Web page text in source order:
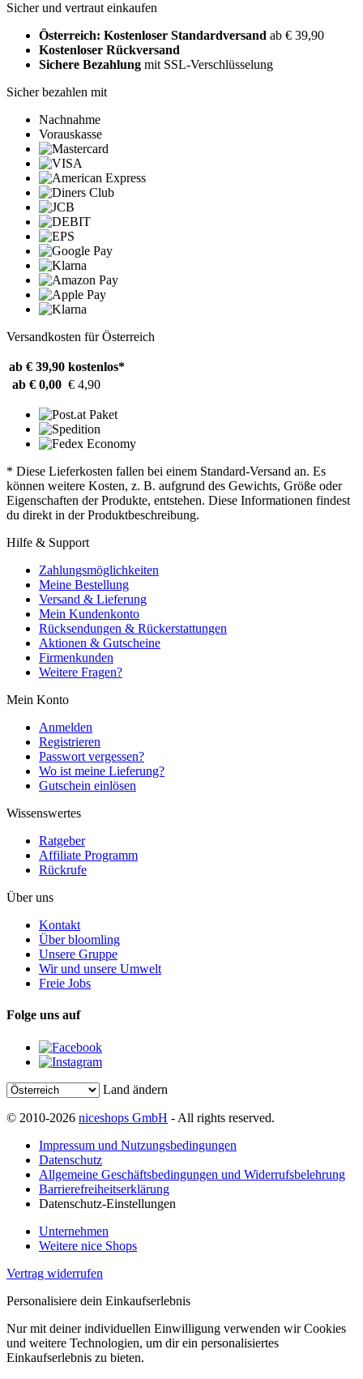
Sicher und vertraut einkaufen
Österreich: Kostenloser Standardversand ab € 39,90
Kostenloser Rückversand
Sichere Bezahlung mit SSL-Verschlüsselung
Sicher bezahlen mit
Nachnahme
Vorauskasse
Versandkosten für Österreich
ab € 39,90 kostenlos*
ab € 0,00 € 4,90
* Diese Lieferkosten fallen bei einem Standard-Versand an. Es
können weitere Kosten, z. B. aufgrund des Gewichts, Größe oder
Eigenschaften der Produkte, entstehen. Diese Informationen findest
du direkt in der Produktbeschreibung.
Hilfe & Support
Zahlungsmöglichkeiten
Meine Bestellung
Versand & Lieferung
Mein Kundenkonto
Rücksendungen & Rückerstattungen
Aktionen & Gutscheine
Firmenkunden
Weitere Fragen?
Mein Konto
Anmelden
Registrieren
Passwort vergessen?
Wo ist meine Lieferung?
Gutschein einlösen
Wissenswertes
Ratgeber
Affiliate Programm
Rückrufe
Über uns
Kontakt
Über bloomling
Unsere Gruppe
Wir und unsere Umwelt
Freie Jobs
Folge uns auf
Land ändern
© 2010-2026 niceshops GmbH - All rights reserved.
Impressum und Nutzungsbedingungen
Datenschutz
Allgemeine Geschäftsbedingungen und Widerrufsbelehrung
Barrierefreiheitserklärung
Datenschutz-Einstellungen
Unternehmen
Weitere nice Shops
Vertrag widerrufen
Personalisiere dein Einkaufserlebnis
Nur mit deiner individuellen Einwilligung verwenden wir Cookies
und weitere Technologien, um dir ein personalisiertes
Einkaufserlebnis zu bieten.